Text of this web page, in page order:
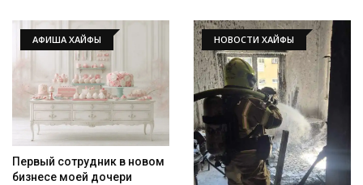
АФИША ХАЙФЫ
Первый сотрудник в новом
бизнесе моей дочери
НОВОСТИ ХАЙФЫ